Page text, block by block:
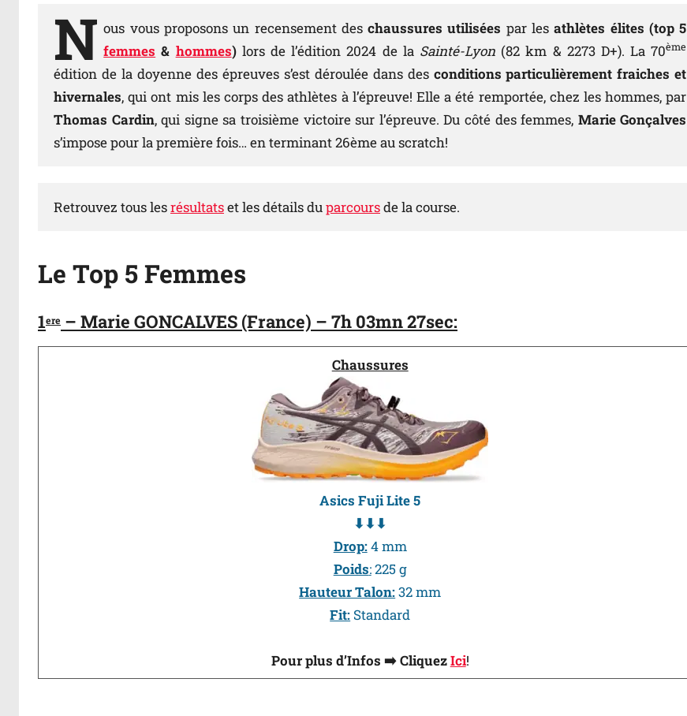
N ous vous proposons un recensement deschaussures utilisées par lesathlètes élites (top 5
femmes & hommes)lors de l’édition 2024 de la Sainté-Lyon (82 km & 2273 D+). La 70ème
édition de la doyenne des épreuves s’est déroulée dans des conditions particulièrement fraiches et
hivernales, qui ont mis les corps des athlètes à l’épreuve! Elle a été remportée, chez les hommes, par
Thomas Cardin, qui signe sa troisième victoire sur l’épreuve. Du côté des femmes, Marie Gonçalves
s’impose pour la première fois… en terminant 26ème au scratch!
Retrouvez tous lesrésultatset les détails duparcoursde la course.
Le Top 5 Femmes
1ere – Marie GONCALVES (France) – 7h 03mn 27sec:
Chaussures
Asics Fuji Lite 5
⬇⬇⬇
Drop:4 mm
Poids:225 g
Hauteur Talon:32 mm
Fit: Standard
Pour plus d’Infos ➡️ CliquezIci!